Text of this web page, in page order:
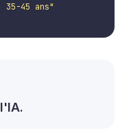
35-45 ans"